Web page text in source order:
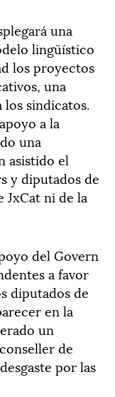
una
lingüístico
los proyectos
una
los sindicatos.
a la
una
asistido el
y diputados de
JxCat ni de la
del Govern
a favor
diputados de
en la
un
de
por las